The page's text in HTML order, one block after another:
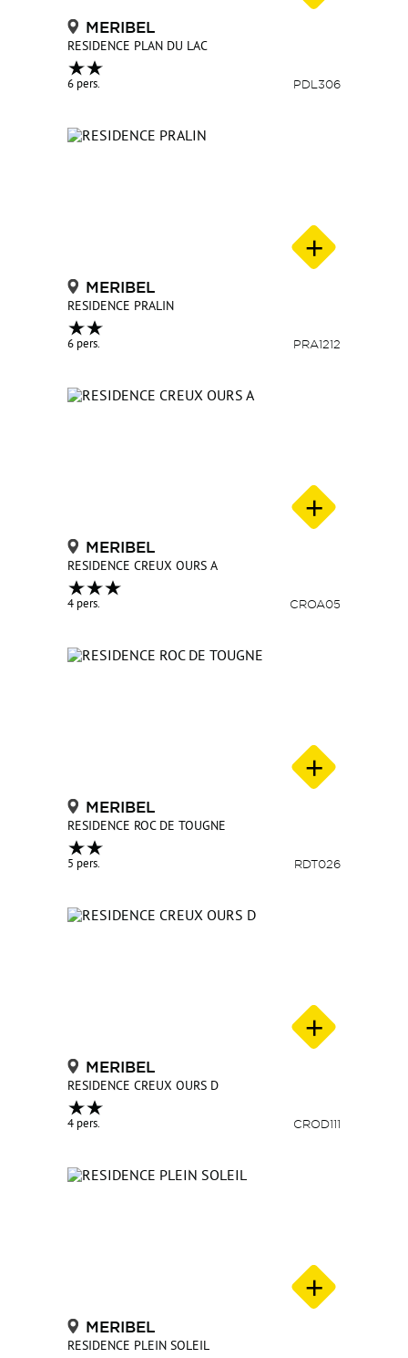
MERIBEL
RESIDENCE PLAN DU LAC
6 pers. PDL306
MERIBEL
RESIDENCE PRALIN
6 pers. PRA1212
MERIBEL
RESIDENCE CREUX OURS A
4 pers. CROA05
MERIBEL
RESIDENCE ROC DE TOUGNE
5 pers. RDT026
MERIBEL
RESIDENCE CREUX OURS D
4 pers. CROD111
MERIBEL
RESIDENCE PLEIN SOLEIL